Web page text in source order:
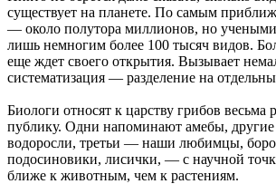
существует на планете. По самым
— около полутора миллионов, но
лишь немногим более 100 тысяч видов.
еще ждет своего открытия. Вызывает
систематизация — разделение на
Биологи относят к царству грибов весьма
публику. Одни напоминают амебы,
водоросли, третьи — наши любимцы,
подосиновики, лисички, — с научной
ближе к животным, чем к растениям.